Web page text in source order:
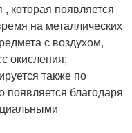
которая появляется
на металлических
с воздухом,
окисления;
также по
появляется благодаря